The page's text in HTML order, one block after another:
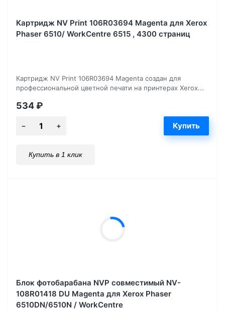
Картридж NV Print 106R03694 Magenta для Xerox
Phaser 6510/ WorkCentre 6515 , 4300 страниц
Картридж NV Print 106R03694 Magenta создан для
профессиональной цветной печати на принтерах Xerox...
534₽
Купить в 1 клик
Блок фотобарабана NVP совместимый NV-
108R01418 DU Magenta для Xerox Phaser
6510DN/6510N / WorkCentre